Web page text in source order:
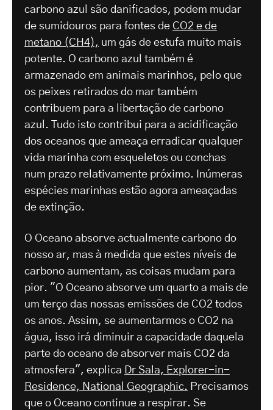
carbono azul são danificados, podem mudar
de sumidouros para fontes de CO2 e de
metano (CH4), um gás de estufa muito mais
potente. O carbono azul também é
armazenado em animais marinhos, pelo que
os peixes retirados do mar também
contribuem para a libertação de carbono
azul. Tudo isto contribui para a acidificação
dos oceanos que ameaça erradicar qualquer
vida marinha com esqueletos ou conchas
num prazo relativamente próximo. Inúmeras
espécies marinhas estão agora ameaçadas
de extinção.
O Oceano absorve actualmente carbono do
nosso ar, mas à medida que estes níveis de
carbono aumentam, as coisas mudam para
pior. "O Oceano absorve um quarto a mais de
um terço das nossas emissões de CO2 todos
os anos. Assim, se aumentarmos o CO2 na
água, isso irá diminuir a capacidade daquela
parte do oceano de absorver mais CO2 da
atmosfera", explica Dr Sala, Explorer-in-
Residence, National Geographic. Precisamos
que o Oceano continue a respirar. Se